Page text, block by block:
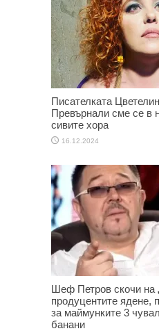
Писателката
Превърнали сме се в
сивите хора
16.12.2024
Шеф Петров скочи на
продуцентите ядене,
за маймунките 3
банани